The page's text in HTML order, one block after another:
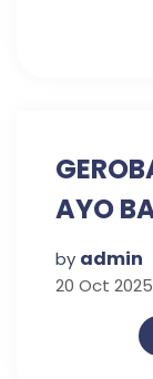
AYO
yang
by admin
20 Oct 2025